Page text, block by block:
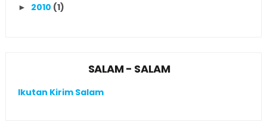
► 2010 (1)
SALAM - SALAM
Ikutan Kirim Salam